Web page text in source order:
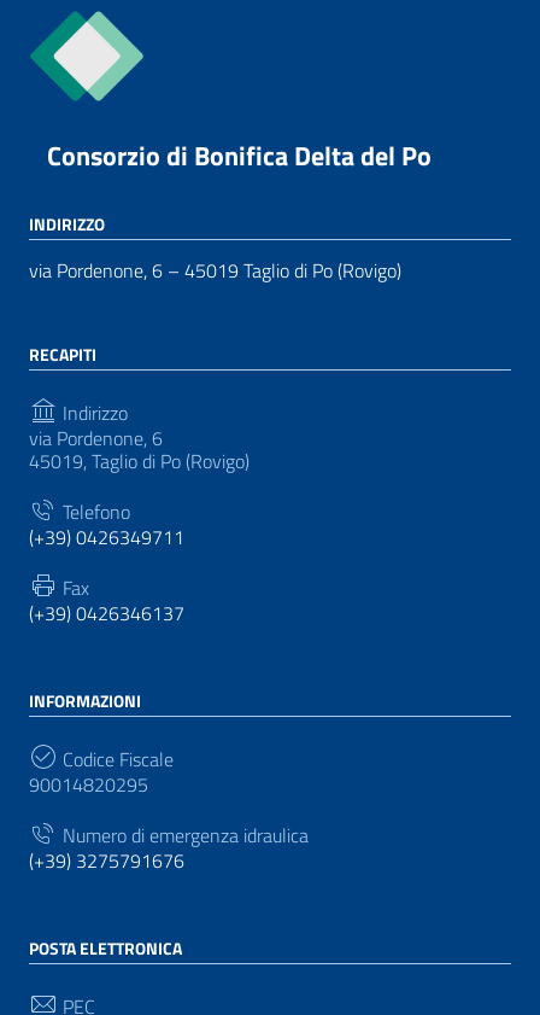
Consorzio di Bonifica Delta del Po
INDIRIZZO
via Pordenone, 6 – 45019 Taglio di Po (Rovigo)
RECAPITI
Indirizzo
via Pordenone, 6
45019, Taglio di Po (Rovigo)
Telefono
(+39) 0426349711
Fax
(+39) 0426346137
INFORMAZIONI
Codice Fiscale
90014820295
Numero di emergenza idraulica
(+39) 3275791676
POSTA ELETTRONICA
PEC